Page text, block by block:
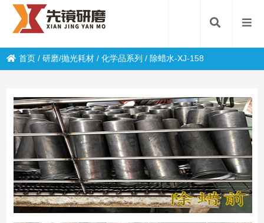
首页 /研磨/抛光耗材 /化学品系列 / 除蜡水-XJ-158